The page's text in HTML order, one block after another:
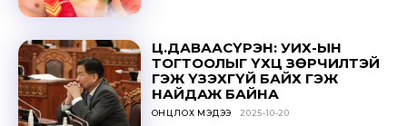
SUBSCRIBE
Ц.ДАВААСҮРЭН: УИХ-ЫН
ТОГТООЛЫГ ҮХЦ ЗӨРЧИЛТЭЙ
ГЭЖ ҮЗЭХГҮЙ БАЙХ ГЭЖ
НАЙДАЖ БАЙНА
ОНЦЛОХ МЭДЭЭ 2025-10-20